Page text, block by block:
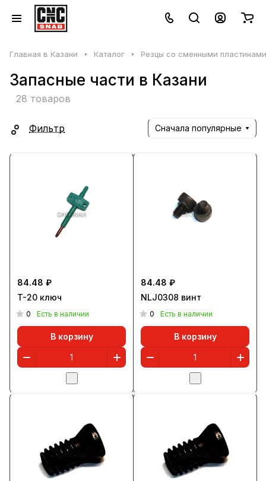
Главная в Казани Каталог Резцы со сменными
Запасные части в Казани
28 товаров
Фильтр Сначала популярные
84.48 ₽
T-20 ключ
0 Есть в наличии
В корзину
84.48 ₽
NLJ0308 винт
0 Есть в наличии
В корзину